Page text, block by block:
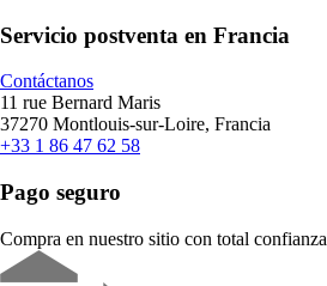
Servicio postventa en Francia
Contáctanos
11 rue Bernard Maris
37270 Montlouis-sur-Loire, Francia
+33 1 86 47 62 58
Pago seguro
Compra en nuestro sitio con total confianza